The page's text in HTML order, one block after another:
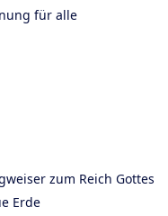
für alle
zum Reich Gottes
Erde